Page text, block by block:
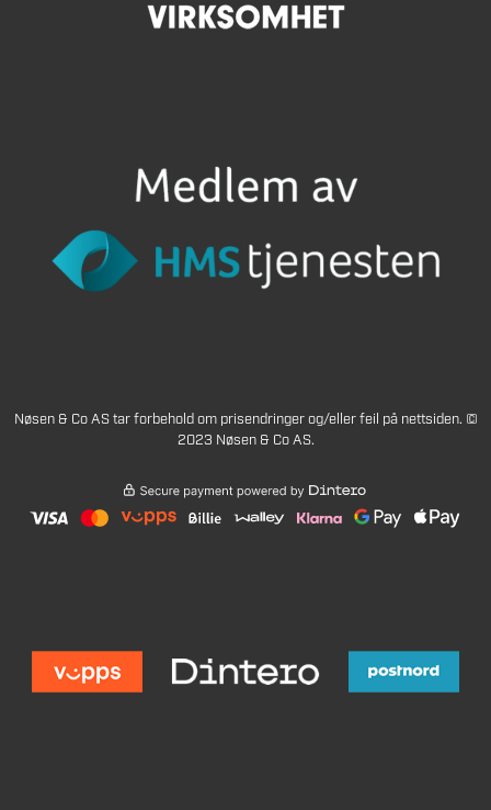
Nøsen & Co AS tar forbehold om prisendringer og/eller feil på nettsiden. ©
2023 Nøsen & Co AS.